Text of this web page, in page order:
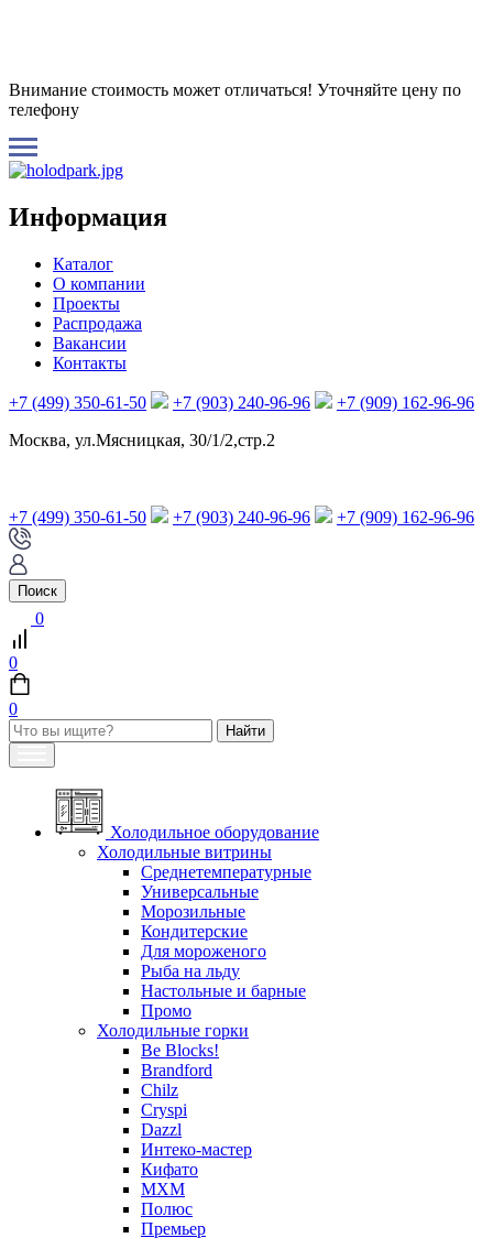
Внимание стоимость может отличаться! Уточняйте цену по
телефону
Информация
Каталог
О компании
Проекты
Распродажа
Вакансии
Контакты
+7 (499) 350-61-50 +7 (903) 240-96-96
+7 (909) 162-96-96
Москва, ул.Мясницкая, 30/1/2,стр.2
+7 (499) 350-61-50 +7 (903) 240-96-96 +7 (909) 162-96-96
Поиск
0
0
0
Холодильное оборудование
Холодильные витрины
Среднетемпературные
Универсальные
Морозильные
Кондитерские
Для мороженого
Рыба на льду
Настольные и барные
Промо
Холодильные горки
Be Blocks!
Brandford
Chilz
Cryspi
Dazzl
Интеко-мастер
Кифато
МХМ
Полюс
Премьер